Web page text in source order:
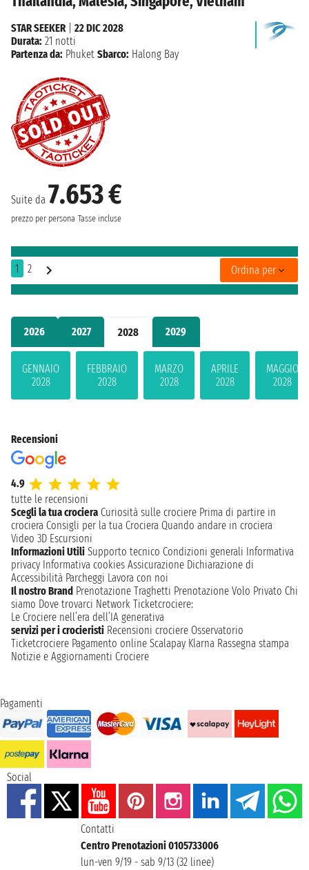
2026 2027 2028 2029
GENNAIO
2028
FEBBRAIO
2028
MARZO
2028
APRILE
2028
MAGGIO
2028
Suite da 7.653 €
prezzo per persona Tasse incluse
STAR SEEKER
22 DIC 2028
Durata: 21 notti
Partenza da: Phuket Sbarco: Halong Bay
1 2 Ordina per
Recensioni
4.9
tutte le recensioni
Scegli la tua crociera Curiosità sulle crociere Prima di partire in
crociera Consigli per la tua Crociera Quando andare in crociera
Video 3D Escursioni
Informazioni Utili Supporto tecnico Condizioni generali Informativa
privacy Informativa cookies Assicurazione Dichiarazione di
Accessibilità Parcheggi Lavora con noi
Il nostro Brand Prenotazione Traghetti Prenotazione Volo Privato Chi
siamo Dove trovarci Network Ticketcrociere:
Le Crociere nell’era dell’IA generativa
servizi per i crocieristi Recensioni crociere Osservatorio
Ticketcrociere Pagamento online Scalapay Klarna Rassegna stampa
Notizie e Aggiornamenti Crociere
Pagamenti
Social
Contatti
Centro Prenotazioni 0105733006
lun-ven 9/19 - sab 9/13 (32 linee)